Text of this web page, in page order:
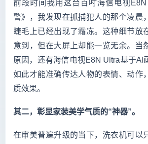
前段时间我用这台百吋海信电视E8N
警》，我发现在抓捕犯人的那个凌晨
睫毛上已经出现了霜冻。这种细节放
意到，但在大屏上却能一览无余。当
原因，还有海信电视E8N Ultra基于AI
如此才能准确传达人物的表情、动作
质效果。
其二，彰显家装美学气质的“神器”。
在审美普遍升级的当下，洗衣机可以